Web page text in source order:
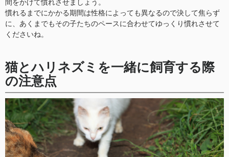
間をかけて慣れさせましょう。
慣れるまでにかかる期間は性格によっても異なるので決して焦らず
に、あくまでもその子たちのペースに合わせてゆっくり慣れさせて
くださいね。
猫とハリネズミを一緒に飼育する際
の注意点